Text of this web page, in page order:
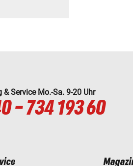
& Service Mo.-Sa. 9-20 Uhr
- 734 193 60